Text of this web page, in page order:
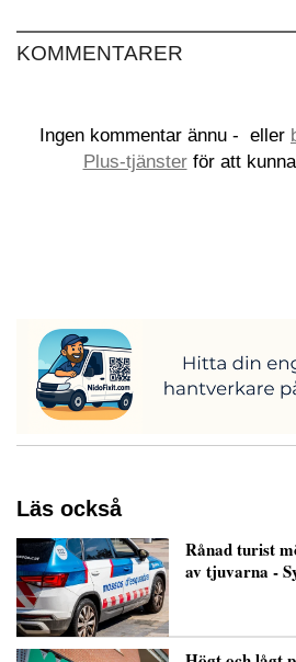
KOMMENTARER
Ingen kommentar ännu - eller
Plus-tjänsterför att